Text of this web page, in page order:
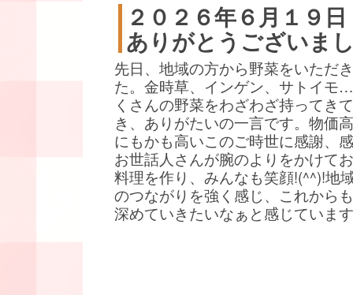
２０２６年６月１９日
ありがとうございま
先日、地域の方から野菜をいただ
た。金時草、インゲン、サトイモ
くさんの野菜をわざわざ持ってき
き、ありがたいの一言です。物価
にもかも高いこのご時世に感謝、
お世話人さんが腕のよりをかけて
料理を作り、みんなも笑顔!(^^)!地
のつながりを強く感じ、これから
深めていきたいなぁと感じていま